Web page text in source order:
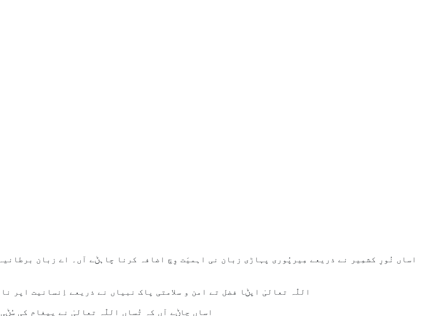
اساں نُورِ کشمِیر نے ذریعے مِیرپُوری پہاڑی زبان نی اہمیَت وِچ اضافہ کرنا چاہݨے آں۔ اے زبان
اللّٰہ تعالیٰ اپݨا فضل تے امن و سلامتی پاک نبیاں نے ذریعے اِنسانیت اپر
اساں چاݨے آں کہ تُساں اللّٰہ تعالیٰ نے پیغام کی